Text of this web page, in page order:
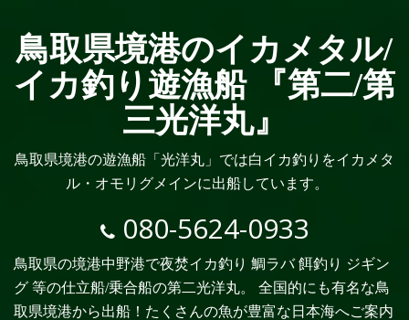
鳥取県境港のイカメタル/
イカ釣り遊漁船 『第二/第
三光洋丸』
鳥取県境港の遊漁船「光洋丸」では白イカ釣りをイカメタ
ル・オモリグメインに出船しています。
080-5624-0933
鳥取県の境港中野港で夜焚イカ釣り 鯛ラバ 餌釣り ジギン
グ 等の仕立船/乗合船の第二光洋丸。 全国的にも有名な鳥
取県境港から出船！たくさんの魚が豊富な日本海へご案内